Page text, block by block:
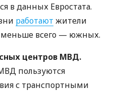
в данных Евростата.
работают жители
меньше всего — южных.
центров МВД.
пользуются
с транспортными